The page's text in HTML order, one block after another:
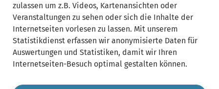
zulassen um z.B. Videos, Kartenansichten oder
Veranstaltungen zu sehen oder sich die Inhalte der
Internetseiten vorlesen zu lassen. Mit unserem
Statistikdienst erfassen wir anonymisierte Daten für
Auswertungen und Statistiken, damit wir Ihren
Internetseiten-Besuch optimal gestalten können.